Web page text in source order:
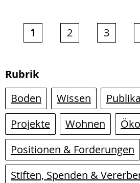
1 2 3
Rubrik
Boden
Wissen
Projekte
Wohnen
Positionen & Forderungen
Stiften, Spenden &